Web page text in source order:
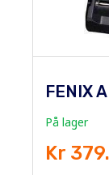
FENIX
På lager
Kr